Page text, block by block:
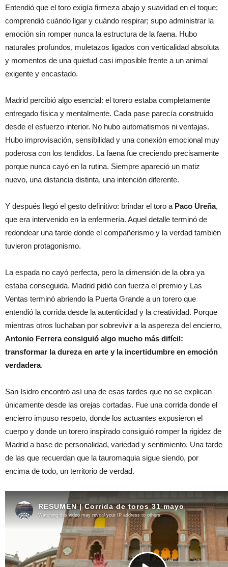
Entendió que el toro exigía firmeza abajo y suavidad en el toque;
comprendió cuándo ligar y cuándo respirar; supo administrar la
emoción sin romper nunca la estructura de la faena. Hubo
naturales profundos, muletazos ligados con verticalidad absoluta
y momentos de una quietud casi imposible frente a un animal
exigente y encastado.
Madrid percibió algo esencial: el torero estaba completamente
entregado física y mentalmente. Cada pase parecía construido
desde el esfuerzo interior. No hubo automatismos ni ventajas.
Hubo improvisación, sensibilidad y una conexión emocional muy
poderosa con los tendidos. La faena fue creciendo precisamente
porque nunca cayó en la rutina. Siempre apareció un matiz
nuevo, una distancia distinta, una intención diferente.
Y después llegó el gesto definitivo: brindar el toro a Paco Ureña,
que era intervenido en la enfermería. Aquel detalle terminó de
redondear una tarde donde el compañerismo y la verdad también
tuvieron protagonismo.
La espada no cayó perfecta, pero la dimensión de la obra ya
estaba conseguida. Madrid pidió con fuerza el premio y Las
Ventas terminó abriendo la Puerta Grande a un torero que
entendió la corrida desde la autenticidad y la creatividad. Porque
mientras otros luchaban por sobrevivir a la aspereza del encierro,
Antonio Ferrera consiguió algo mucho más difícil:
transformar la dureza en arte y la incertidumbre en emoción
verdadera.
San Isidro encontró así una de esas tardes que no se explican
únicamente desde las orejas cortadas. Fue una corrida donde el
encierro impuso respeto, donde los actuantes expusieron el
cuerpo y donde un torero inspirado consiguió romper la rigidez de
Madrid a base de personalidad, variedad y sentimiento. Una tarde
de las que recuerdan que la tauromaquia sigue siendo, por
encima de todo, un territorio de verdad.